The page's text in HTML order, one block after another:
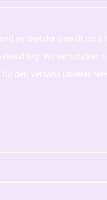
zu digitaler Gewalt per
Wir verschicken
den Versand unseres